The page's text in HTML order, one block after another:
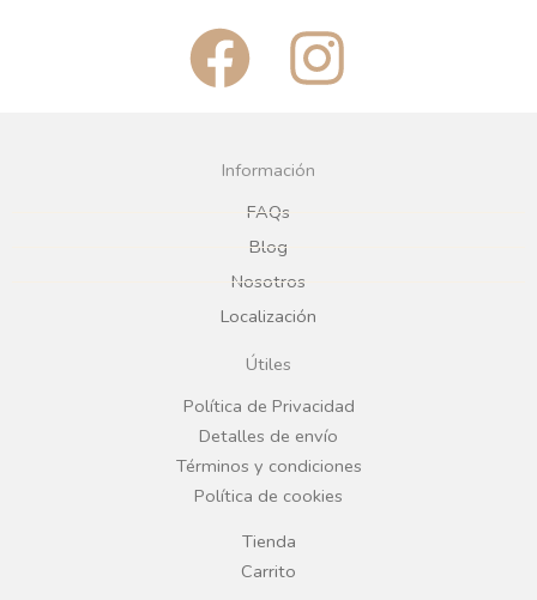
F
a
c
e
b
o
o
k
I
n
g
r
a
Información
FAQs
Blog
Nosotros
Localización
Útiles
Política de Privacidad
Detalles de envío
Términos y condiciones
Política de cookies
Tienda
Carrito